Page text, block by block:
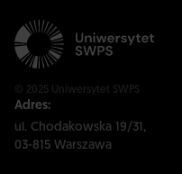
© 2025 Uniwersytet SWPS
Adres:
ul. Chodakowska 19/31,
03-815 Warszawa